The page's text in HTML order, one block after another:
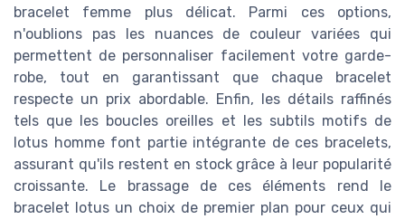
bracelet femme plus délicat. Parmi ces options,
n'oublions pas les nuances de couleur variées qui
permettent de personnaliser facilement votre garde-
robe, tout en garantissant que chaque bracelet
respecte un prix abordable. Enfin, les détails raffinés
tels que les boucles oreilles et les subtils motifs de
lotus homme font partie intégrante de ces bracelets,
assurant qu'ils restent en stock grâce à leur popularité
croissante. Le brassage de ces éléments rend le
bracelet lotus un choix de premier plan pour ceux qui